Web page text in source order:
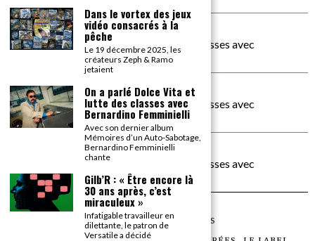
La Patrie
dans
On a parlé Dolce Vita et lutte des classes avec
Bernardino Femminielli
carte noire negra à l'o tiededans
On a parlé Dolce Vita et lutte des classes avec
Bernardino Femminielli
moise et son mascarédans
On a parlé Dolce Vita et lutte des classes avec
Bernardino Femminielli
©2026TOUS DROITS RÉSERVÉS
Dans le vortex des jeux
vidéo consacrés à la
pêche
Le 19 décembre 2025, les
créateurs Zeph & Ramo
jetaient
On a parlé Dolce Vita et
lutte des classes avec
Bernardino Femminielli
Avec son dernier album
Mémoires d’un Auto-Sabotage,
Bernardino Femminielli
chante
Gilb’R : « Être encore là
30 ans après, c’est
miraculeux »
Infatigable travailleur en
dilettante, le patron de
Versatile a décidé